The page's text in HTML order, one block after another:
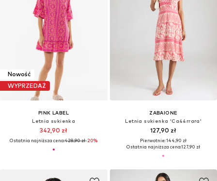
Nowość
WYPRZEDAŻ
PINK LABEL
Letnia sukienka
342,90 zł
Ostatnia najniższa cena:428,90 zł-20%
ZABAIONE
Letnia sukienka 'Ca44rrara'
127,90 zł
Pierwotnie: 144,90 zł
Ostatnia najniższa cena:127,90 zł